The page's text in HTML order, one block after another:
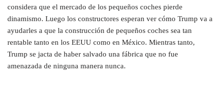
considera que el mercado de los pequeños coches pierde
dinamismo. Luego los constructores esperan ver cómo Trump va a
ayudarles a que la construcción de pequeños coches sea tan
rentable tanto en los EEUU como en México. Mientras tanto,
Trump se jacta de haber salvado una fábrica que no fue
amenazada de ninguna manera nunca.